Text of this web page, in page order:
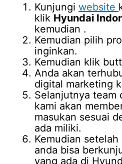
Kunjungiwebsite
klik Hyundai
kemudian .
Kemudian pilih
inginkan.
Kemudian klik
Anda akan
digital marketing
Selanjutnya team
kami akan
masukan sesuai
ada miliki.
Kemudian
anda bisa
yang ada di